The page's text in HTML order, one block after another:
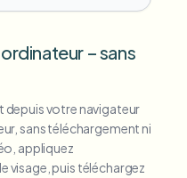
– sans
depuis votre navigateur
sans téléchargement ni
appliquez
visage, puis téléchargez